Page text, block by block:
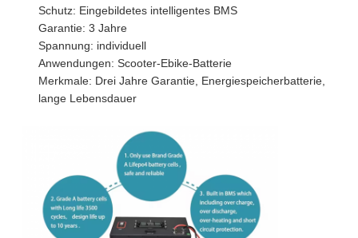
Schutz: Eingebildetes intelligentes BMS
Garantie: 3 Jahre
Spannung: individuell
Anwendungen: Scooter-Ebike-Batterie
Merkmale: Drei Jahre Garantie, Energiespeicherbatterie,
lange Lebensdauer